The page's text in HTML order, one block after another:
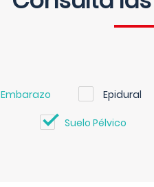
Embarazo Epidural
Suelo Pélvico